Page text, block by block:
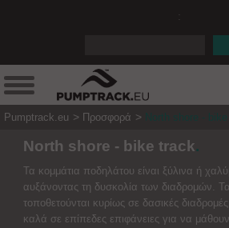
Pumptrack.eu Προσφορά North shore -
North shore - bike track
Τα κομμάτια ποδηλάτου είναι ξύλινα ή
αυξάνοντας τη δυσκολία των διαδρομών. Τα
τοποθετούνται κυρίως σε δασικές
καλά σε επίπεδες επιφάνειες για να